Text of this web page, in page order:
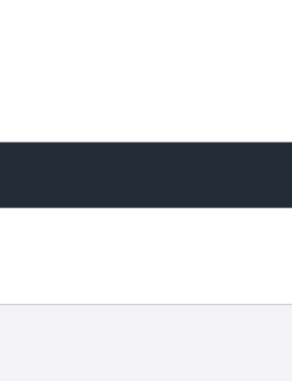
行时间百分比或实例级正常运行
。
常运行时间百分比”按以下方式计